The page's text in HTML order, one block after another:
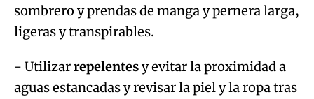
sombrero y prendas de manga y pernera larga,
ligeras y transpirables.
- Utilizarrepelentesy evitar la proximidad a
aguas estancadas y revisar la piel y la ropa tras